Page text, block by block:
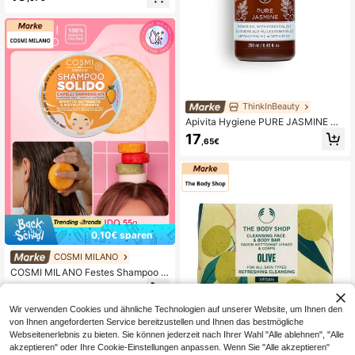
0,10€ sparen
COSMI MILANO
COSMI MILANO Festes Shampoo 5
5 g in einer Metalldose. Formel mit
Mangobutter für trockenes, fettiges
und strapaziertes Haar. Für die häuf
ige Anwendung geeignet. Reichhalt
ige Textur, dichter Schaum, langanh
altend. Praktisch für unterwegs, aus
4
ThinkInBeauty
Apivita Hygiene PURE JASMINE Ba
degel mit ätherischem Jasminöl und
Propolisöl
17 ,65€
The Body Shop
Wir verwenden Cookies und ähnliche Technologien auf unserer Website, um Ihnen den
von Ihnen angeforderten Service bereitzustellen und Ihnen das bestmögliche
Webseitenerlebnis zu bieten. Sie können jederzeit nach Ihrer Wahl "Alle ablehnen", "Alle
akzeptieren" oder Ihre Cookie-Einstellungen anpassen. Wenn Sie "Alle akzeptieren"